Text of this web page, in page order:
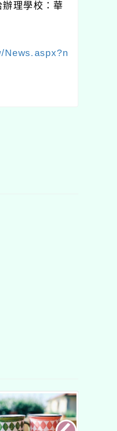
理學校：華